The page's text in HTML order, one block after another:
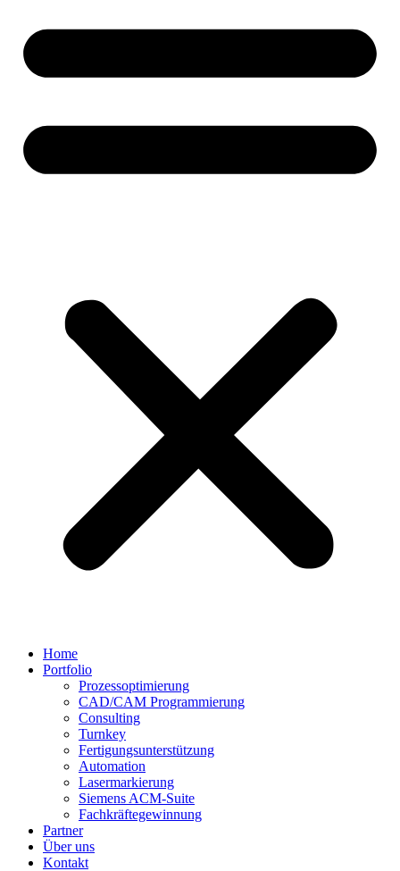
Home
Portfolio
Prozessoptimierung
CAD/CAM Programmierung
Consulting
Turnkey
Fertigungsunterstützung
Automation
Lasermarkierung
Siemens ACM-Suite
Fachkräftegewinnung
Partner
Über uns
Kontakt